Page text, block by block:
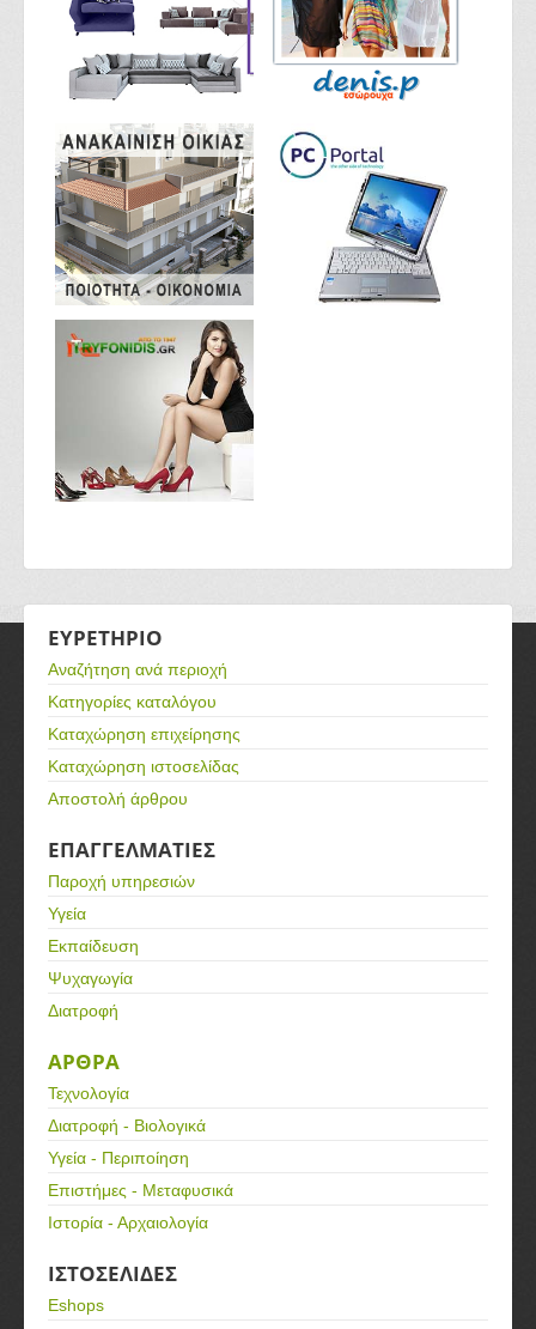
ΕΥΡΕΤΗΡΙΟ
Αναζήτηση ανά περιοχή
Κατηγορίες καταλόγου
Καταχώρηση επιχείρησης
Καταχώρηση ιστοσελίδας
Αποστολή άρθρου
ΕΠΑΓΓΕΛΜΑΤΙΕΣ
Παροχή υπηρεσιών
Υγεία
Εκπαίδευση
Ψυχαγωγία
Διατροφή
ΑΡΘΡΑ
Τεχνολογία
Διατροφή - Βιολογικά
Υγεία - Περιποίηση
Επιστήμες - Μεταφυσικά
Ιστορία - Αρχαιολογία
ΙΣΤΟΣΕΛΙΔΕΣ
Eshops